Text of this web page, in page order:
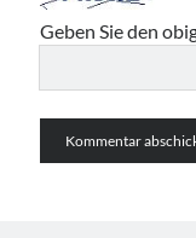
Geben Sie den